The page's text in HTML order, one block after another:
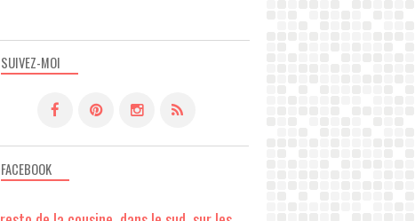
SUIVEZ-MOI
FACEBOOK